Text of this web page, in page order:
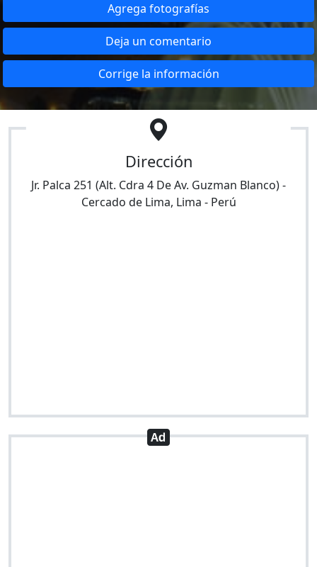
Agrega fotografías
Deja un comentario
Corrige la información
Dirección
Jr. Palca 251 (Alt. Cdra 4 De Av. Guzman Blanco)-
Cercado de Lima, Lima - Perú